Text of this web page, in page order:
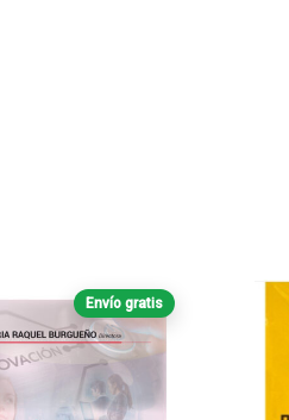
Envío gratis